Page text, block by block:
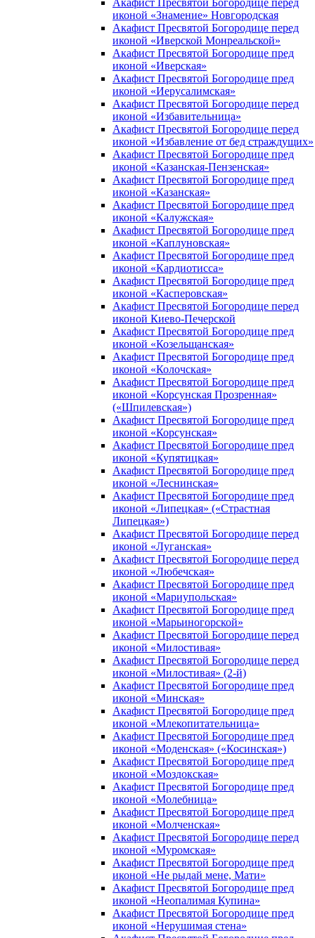
Акафист Пресвятой Богородице перед
иконой «Знамение» Новгородская
Акафист Пресвятой Богородице перед
иконой «Иверской Монреальской»
Акафист Пресвятой Богородице пред
иконой «Иверская»
Акафист Пресвятой Богородице пред
иконой «Иерусалимская»
Акафист Пресвятой Богородице перед
иконой «Избавительница»
Акафист Пресвятой Богородице перед
иконой «Избавление от бед страждущих»
Акафист Пресвятой Богородице пред
иконой «Казанская-Пензенская»
Акафист Пресвятой Богородице пред
иконой «Казанская»
Акафист Пресвятой Богородице пред
иконой «Калужская»
Акафист Пресвятой Богородице пред
иконой «Каплуновская»
Акафист Пресвятой Богородице пред
иконой «Кардиотисса»
Акафист Пресвятой Богородице пред
иконой «Касперовская»
Акафист Пресвятой Богородице перед
иконой Киево-Печерской
Акафист Пресвятой Богородице пред
иконой «Козельщанская»
Акафист Пресвятой Богородице пред
иконой «Колочская»
Акафист Пресвятой Богородице пред
иконой «Корсунская Прозренная»
(«Шпилевская»)
Акафист Пресвятой Богородице пред
иконой «Корсунская»
Акафист Пресвятой Богородице пред
иконой «Купятицкая»
Акафист Пресвятой Богородице пред
иконой «Леснинская»
Акафист Пресвятой Богородице пред
иконой «Липецкая» («Страстная
Липецкая»)
Акафист Пресвятой Богородице перед
иконой «Луганская»
Акафист Пресвятой Богородице перед
иконой «Любечская»
Акафист Пресвятой Богородице пред
иконой «Мариупольская»
Акафист Пресвятой Богородице пред
иконой «Марьиногорской»
Акафист Пресвятой Богородице перед
иконой «Милостивая»
Акафист Пресвятой Богородице перед
иконой «Милостивая» (2-й)
Акафист Пресвятой Богородице пред
иконой «Минская»
Акафист Пресвятой Богородице пред
иконой «Млекопитательница»
Акафист Пресвятой Богородице пред
иконой «Моденская» («Косинская»)
Акафист Пресвятой Богородице пред
иконой «Моздокская»
Акафист Пресвятой Богородице пред
иконой «Молебница»
Акафист Пресвятой Богородице пред
иконой «Молченская»
Акафист Пресвятой Богородице перед
иконой «Муромская»
Акафист Пресвятой Богородице пред
иконой «Не рыдай мене, Мати»
Акафист Пресвятой Богородице пред
иконой «Неопалимая Купина»
Акафист Пресвятой Богородице пред
иконой «Нерушимая стена»